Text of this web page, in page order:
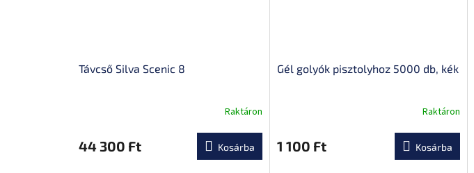
Távcső Silva Scenic 8
Raktáron
44 300 Ft Kosárba
Gél golyók pisztolyhoz 5000 db, kék
Raktáron
1 100 Ft Kosárba